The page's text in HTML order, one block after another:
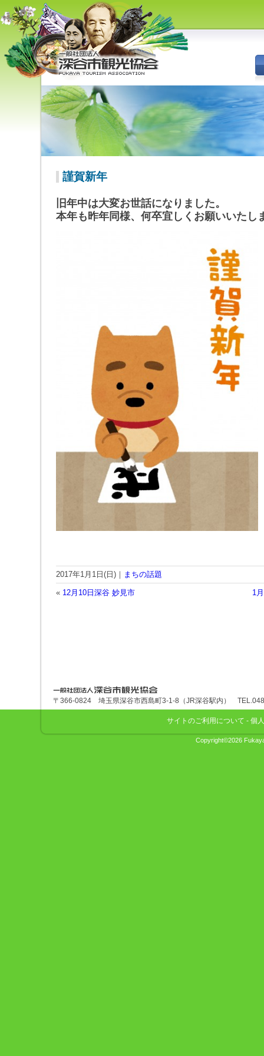
（旧深谷市・岡部町・花園町・
川本町）の観光情報
謹賀新年
旧年中は大変お世話になりました。
本年も昨年同様、何卒宜しくお願いいたし
2017年1月1日(日)｜ まちの話題
« 12月10日深谷 妙見市 1
深谷市観光協会
〒366-0824 埼玉県深谷市西島町3-1-8（JR深谷駅内）
サイトのご利用について - 個
Copyright©2026